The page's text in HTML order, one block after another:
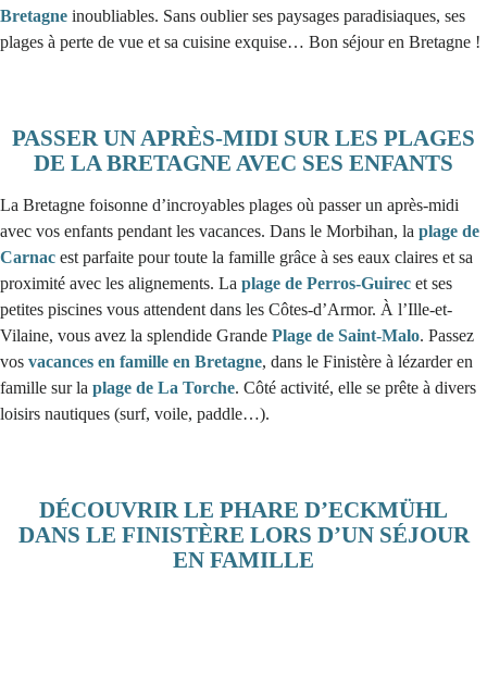
Bretagne inoubliables. Sans oublier ses paysages paradisiaques, ses
plages à perte de vue et sa cuisine exquise… Bon séjour en Bretagne !
PASSER UN APRÈS-MIDI SUR LES PLAGES
DE LA BRETAGNE AVEC SES ENFANTS
La Bretagne foisonne d’incroyables plages où passer un après-midi
avec vos enfants pendant les vacances. Dans le Morbihan, la plage de
Carnac est parfaite pour toute la famille grâce à ses eaux claires et sa
proximité avec les alignements. La plage de Perros-Guirec et ses
petites piscines vous attendent dans les Côtes-d’Armor. À l’Ille-et-
Vilaine, vous avez la splendide Grande Plage de Saint-Malo. Passez
vos vacances en famille en Bretagne, dans le Finistère à lézarder en
famille sur la plage de La Torche. Côté activité, elle se prête à divers
loisirs nautiques (surf, voile, paddle…).
DÉCOUVRIR LE PHARE D’ECKMÜHL
DANS LE FINISTÈRE LORS D’UN SÉJOUR
EN FAMILLE